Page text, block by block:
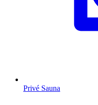
Privé Sauna